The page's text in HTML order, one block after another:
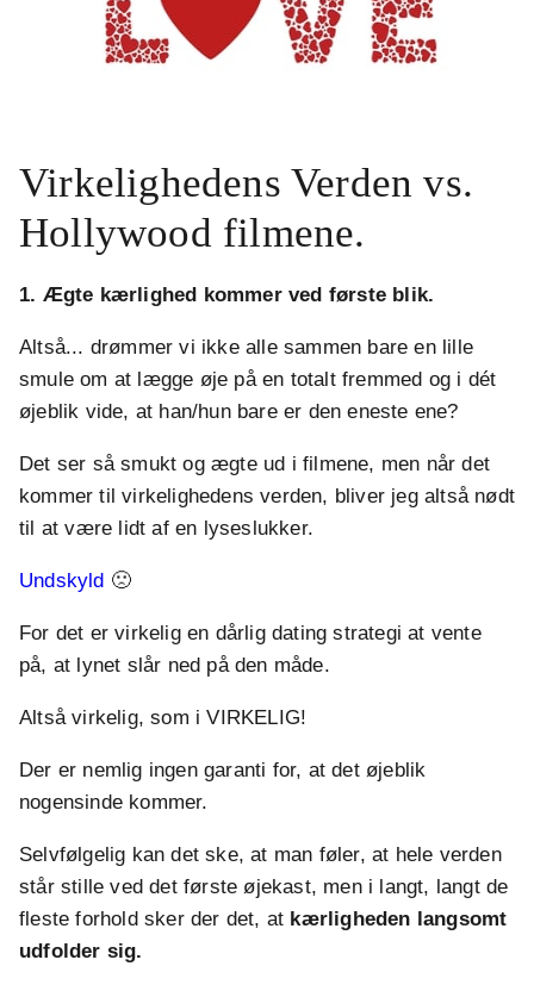
Virkelighedens Verden vs.
Hollywood filmene.
1. Ægte kærlighed kommer ved første blik.
Altså... drømmer vi ikke alle sammen bare en lille
smule om at lægge øje på en totalt fremmed og i dét
øjeblik vide, at han/hun bare er den eneste ene?
Det ser så smukt og ægte ud i filmene, men når det
kommer til virkelighedens verden, bliver jeg altså nødt
til at være lidt af en lyseslukker.
Undskyld 🙁
For det er virkelig en dårlig dating strategi at vente
på, at lynet slår ned på den måde.
Altså virkelig, som i VIRKELIG!
Der er nemlig ingen garanti for, at det øjeblik
nogensinde kommer.
Selvfølgelig kan det ske, at man føler, at hele verden
står stille ved det første øjekast, men i langt, langt de
fleste forhold sker der det, at kærligheden langsomt
udfolder sig.